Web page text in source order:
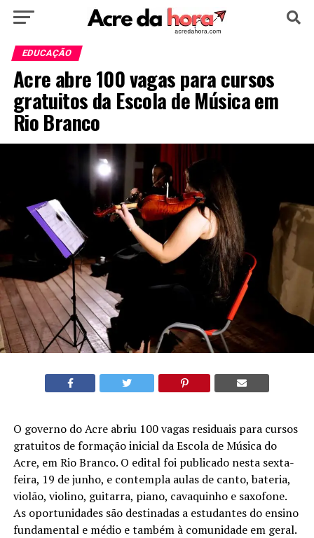
HOME
EDUCAÇÃO NOTÍCIA MUNDO
EDUCAÇÃO
Acre abre 100 vagas para cursos
gratuitos da Escola de Música em
Rio Branco
O governo do Acre abriu 100 vagas residuais para cursos
gratuitos de formação inicial da Escola de Música do
Acre, em Rio Branco. O edital foi publicado nesta sexta-
feira, 19 de junho, e contempla aulas de canto, bateria,
violão, violino, guitarra, piano, cavaquinho e saxofone.
As oportunidades são destinadas a estudantes do ensino
fundamental e médio e também à comunidade em geral.